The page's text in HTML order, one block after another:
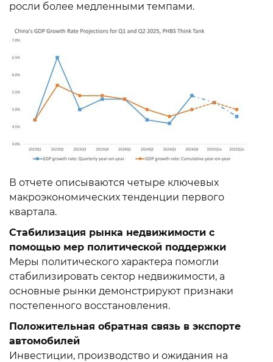
росли более медленными темпами.
В отчете описываются четыре ключевых
макроэкономических тенденции первого
квартала.
Стабилизация рынка недвижимости с
помощью мер политической поддержки
Меры политического характера помогли
стабилизировать сектор недвижимости, а
основные рынки демонстрируют признаки
постепенного восстановления.
Положительная обратная связь в экспорте
автомобилей
Инвестиции, производство и ожидания на